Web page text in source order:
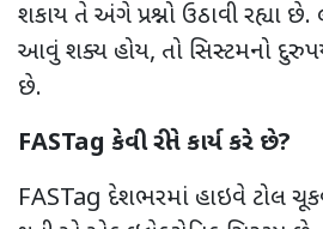
શકાય તે અંગે પ્રશ્નો ઉઠાવી રહ્યા
આવું શક્ય હોય, તો સિસ્ટમનો
છે.
FASTag કેવી રીતે કાર્ય કરે છે?
FASTag દેશભરમાં હાઇવે ટોલ